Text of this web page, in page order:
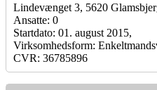
Lindevænget 3, 5620
Ansatte: 0
Startdato: 01. august 2015,
Virksomhedsform:
CVR: 36785896